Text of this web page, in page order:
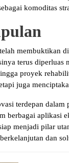
komoditas
membuktikan
terus diperluas
proyek
juga
terdepan dalam
berbagai aplikasi
menjadi pilar
dan